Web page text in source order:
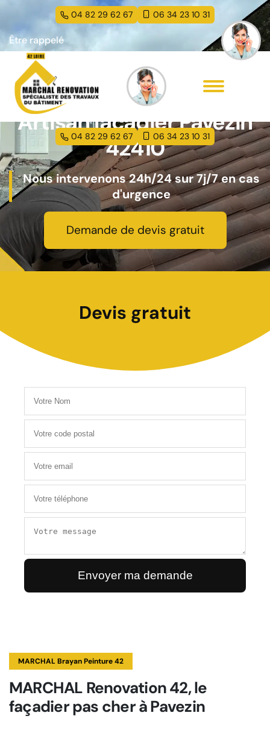
04 82 29 62 67 06 34 23 10 31
Être rappelé
04 82 29 62 67 06 34 23 10 31
Artisan façadier Pavezin
42410
Nous intervenons 24h/24 sur 7j/7 en cas
d'urgence
Demande de devis gratuit
Devis gratuit
MARCHAL Brayan Peinture 42
MARCHAL Renovation 42, le
façadier pas cher à Pavezin